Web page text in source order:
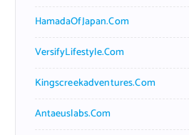
HamadaOfJapan.com
VersifyLifestyle.com
Kingscreekadventures.com
Antaeuslabs.com